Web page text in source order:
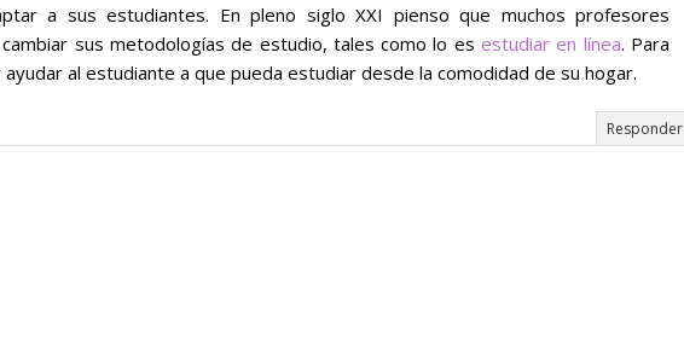
a sus estudiantes. En pleno siglo XXI pienso que muchos profesores
sus metodologías de estudio, tales como lo esestudiar en línea. Para
al estudiante a que pueda estudiar desde la comodidad de su hogar.
Responder